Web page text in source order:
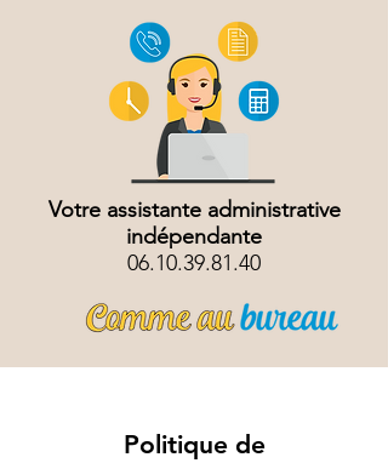
Votre assistante administrative
indépendante
06.10.39.81.40
Politique de